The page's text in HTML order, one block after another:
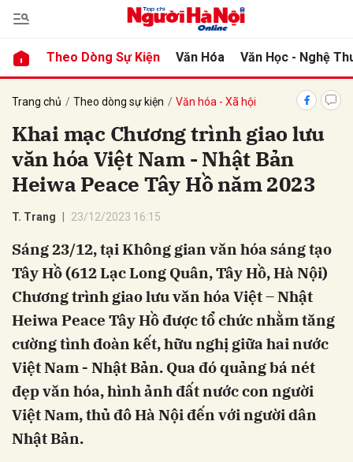
Theo Dòng Sự Kiện Văn Hóa Văn Học - Nghệ
Trang chủ Theo dòng sự kiện Văn hóa - Xã hội
Khai mạc Chương trình giao lưu
văn hóa Việt Nam - Nhật Bản
Heiwa Peace Tây Hồ năm 2023
T. Trang 23/12/2023 16:15
Sáng 23/12, tại Không gian văn hóa sáng tạo
Tây Hồ (612 Lạc Long Quân, Tây Hồ, Hà Nội)
Chương trình giao lưu văn hóa Việt – Nhật
Heiwa Peace Tây Hồ được tổ chức nhằm tăng
cường tình đoàn kết, hữu nghị giữa hai nước
Việt Nam - Nhật Bản. Qua đó quảng bá nét
đẹp văn hóa, hình ảnh đất nước con người
Việt Nam, thủ đô Hà Nội đến với người dân
Nhật Bản.
luận